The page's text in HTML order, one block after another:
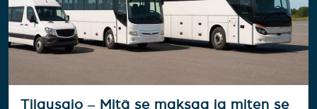
Tilausajo – Mitä se maksaa ja miten se